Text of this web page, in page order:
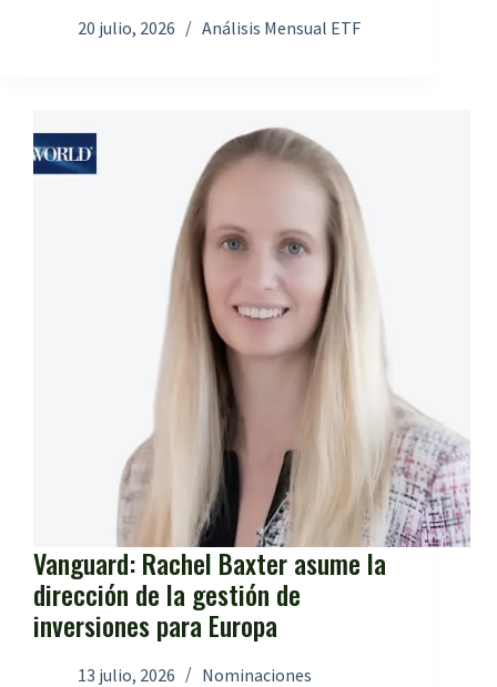
20 julio, 2026 Análisis Mensual ETF
Vanguard: Rachel Baxter asume la
dirección de la gestión de
inversiones para Europa
13 julio, 2026 Nominaciones